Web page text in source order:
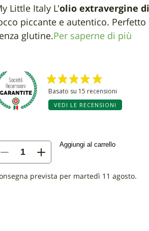
Little Italy L'olio extravergine
piccante e autentico.
glutine. Per saperne di più
Basato su 15 recensioni
VEDI LE RECENSIONI
Aggiungi al carrello
prevista per martedì 11 agosto.